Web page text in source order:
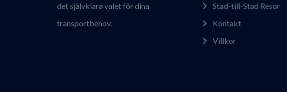
det självklara valet för dina
transportbehov.
Stad-till-Stad Resor
Kontakt
Villkor